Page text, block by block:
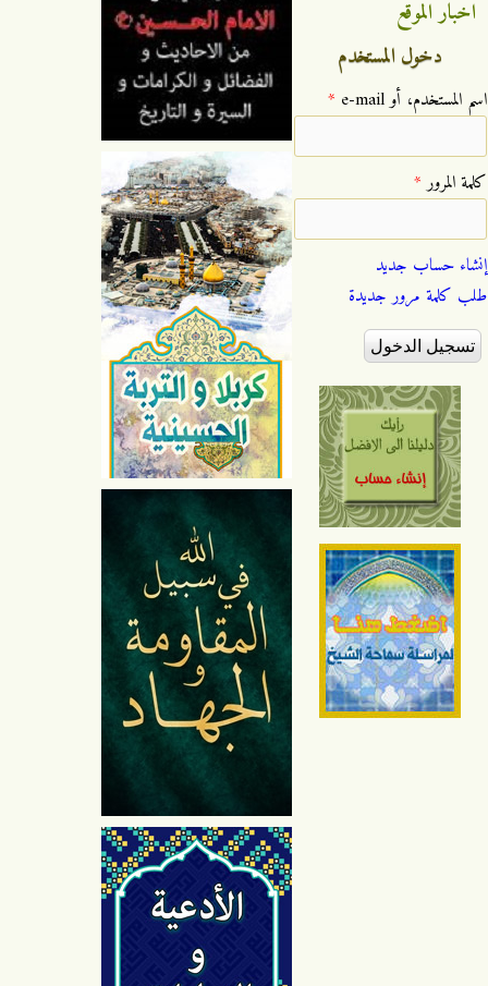
اخبار الموقع
دخول المستخدم
‏اسم المستخدم، أو e-mail ‏ *
‏كلمة المرور ‏*
إنشاء حساب جديد
طلب كلمة مرور جديدة